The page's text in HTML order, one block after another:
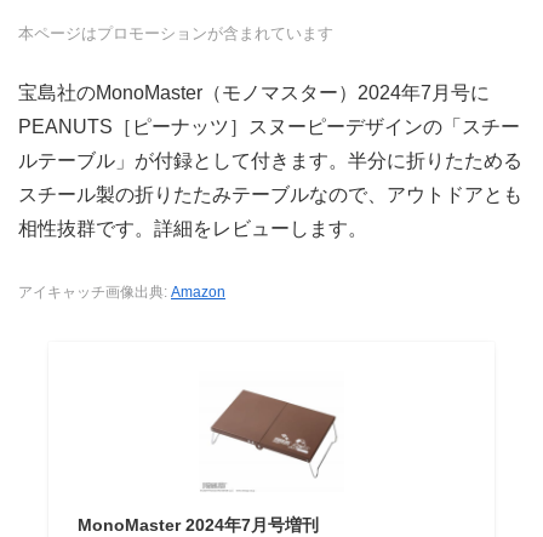
本ページはプロモーションが含まれています
宝島社のMonoMaster（モノマスター）2024年7月号に
PEANUTS［ピーナッツ］スヌーピーデザインの「スチー
ルテーブル」が付録として付きます。半分に折りたためる
スチール製の折りたたみテーブルなので、アウトドアとも
相性抜群です。詳細をレビューします。
アイキャッチ画像出典: Amazon
MonoMaster 2024年7月号増刊